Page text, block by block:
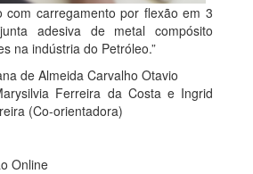
com carregamento por flexão em 3
adesiva de metal compósito
na indústria do Petróleo.”
de Almeida Carvalho Otavio
Ferreira da Costa e Ingrid
(Co-orientadora)
Online